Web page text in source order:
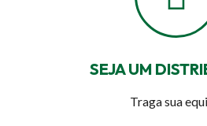
SEJA UM
Traga sua